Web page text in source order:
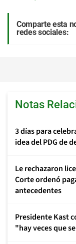
Comparte esta
redes sociales:
Notas
3 días para
idea del PDG de
Le rechazaron
Corte ordenó
antecedentes
Presidente Kast
"hay veces que